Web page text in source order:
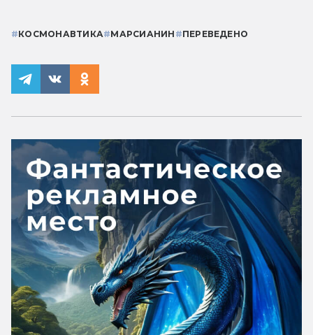
#КОСМОНАВТИКА#МАРСИАНИН #ПЕРЕВЕДЕНО